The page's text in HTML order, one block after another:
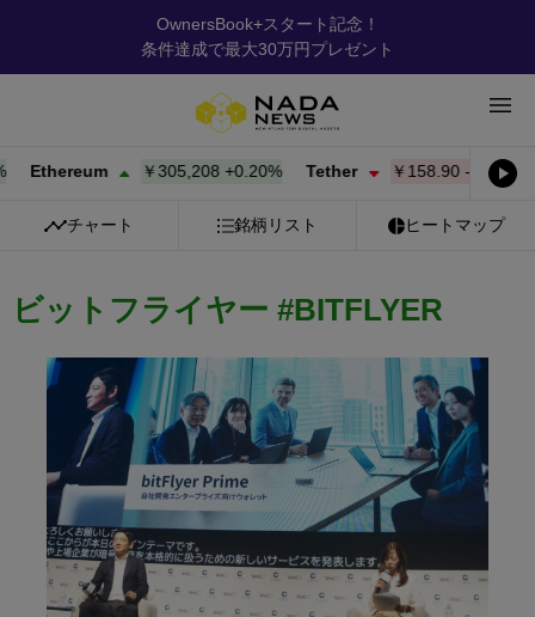
OwnersBook+スタート記念！
条件達成で最大30万円プレゼント
￥305,208+ 0.20% Tether ￥158.90-0.01% BNB
チャート 銘柄リスト ヒートマップ
ビットフライヤー #BITFLYER